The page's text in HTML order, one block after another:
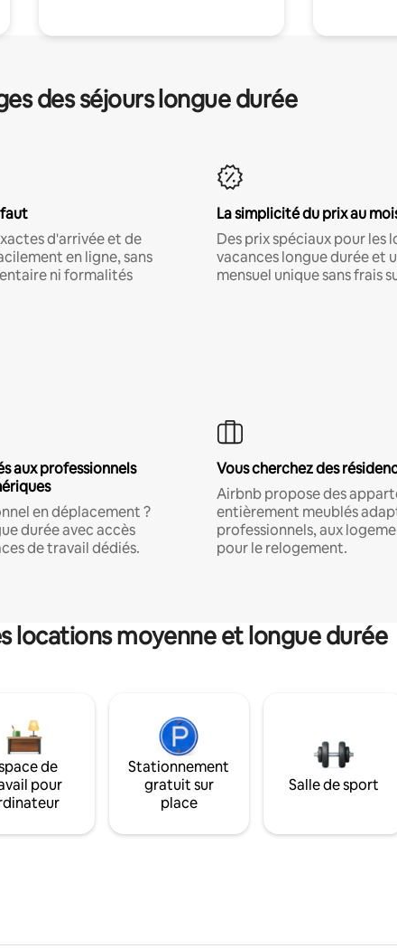
des séjours longue durée
d'arrivée et de
en ligne, sans
ni formalités
La simplicité du prix au
Des prix spéciaux pour les
vacances longue durée et
mensuel unique sans frais
aux professionnels
en déplacement ?
durée avec accès
de travail dédiés.
Vous cherchez des
Airbnb propose des
entièrement meublés
professionnels, aux
pour le relogement.
locations moyenne et longue durée
de
pour
Stationnement
gratuit sur
place
Salle de sport